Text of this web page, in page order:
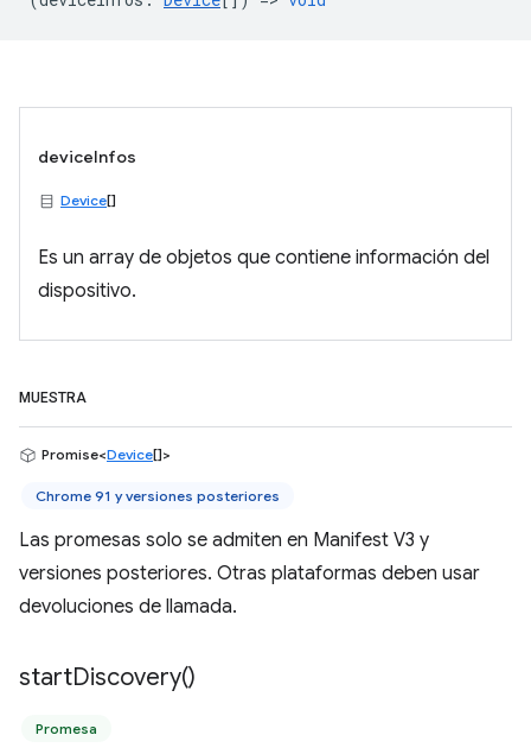
deviceInfos
Device[]
Es un array de objetos que contiene información del
dispositivo.
MUESTRA
Promise<Device[]>
Chrome 91 y versiones posteriores
Las promesas solo se admiten en Manifest V3 y
versiones posteriores. Otras plataformas deben usar
devoluciones de llamada.
startDiscovery()
Promesa